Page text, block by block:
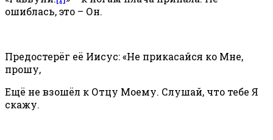
ошиблась, это – Он.
Предостерёг её Иисус: «Не прикасайся ко Мне,
прошу,
Ещё не взошёл к Отцу Моему. Слушай, что тебе Я
скажу.